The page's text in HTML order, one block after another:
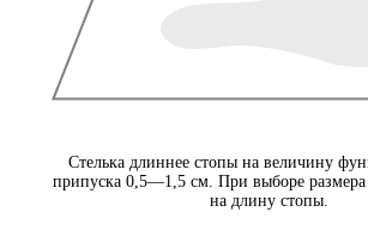
Стелька длиннее стопы на величину
припуска 0,5—1,5 см. При выборе размера
на длину стопы.